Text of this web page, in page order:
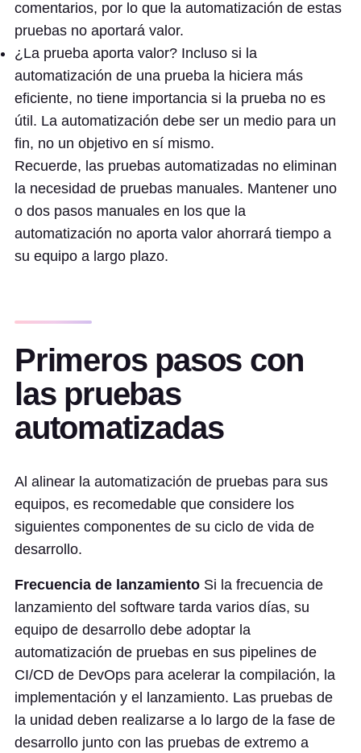
comentarios, por lo que la automatización de estas
pruebas no aportará valor.
¿La prueba aporta valor? Incluso si la
automatización de una prueba la hiciera más
eficiente, no tiene importancia si la prueba no es
útil. La automatización debe ser un medio para un
fin, no un objetivo en sí mismo.
Recuerde, las pruebas automatizadas no eliminan
la necesidad de pruebas manuales. Mantener uno
o dos pasos manuales en los que la
automatización no aporta valor ahorrará tiempo a
su equipo a largo plazo.
Primeros pasos con
las pruebas
automatizadas
Al alinear la automatización de pruebas para sus
equipos, es recomedable que considere los
siguientes componentes de su ciclo de vida de
desarrollo.
Frecuencia de lanzamiento Si la frecuencia de
lanzamiento del software tarda varios días, su
equipo de desarrollo debe adoptar la
automatización de pruebas en sus pipelines de
CI/CD de DevOps para acelerar la compilación, la
implementación y el lanzamiento. Las pruebas de
la unidad deben realizarse a lo largo de la fase de
desarrollo junto con las pruebas de extremo a